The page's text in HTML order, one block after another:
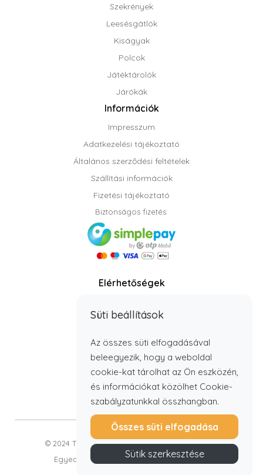
Szekrények
Leesésgátlók
Kiságyak
Polcok
Játéktárolók
Járókák
Információk
Impresszum
Adatkezelési tájékoztató
Általános szerződési feltételek
Szállítási információk
Fizetési tájékoztató
Biztonságos fizetés:
Elérhetőségek
E-mail:info@timbabutor.hu
© 2024 Timba Bútor Kft. Minden jog fenntartva.
Egyedi webáruház fejlesztés: RaccoonLab
Süti beállítások
Az összes süti elfogadásával
beleegyezik, hogy a weboldal
cookie-kat tárolhat az Ön eszközén,
és információkat közölhet Cookie-
szabályzatunkkal összhangban.
Összes süti elfogadása
Sütik szerkesztése